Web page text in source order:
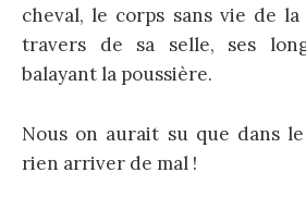
cheval, le corps sans vie de
travers de sa selle, ses
balayant la poussière.
Nous on aurait su que dans
rien arriver de mal !